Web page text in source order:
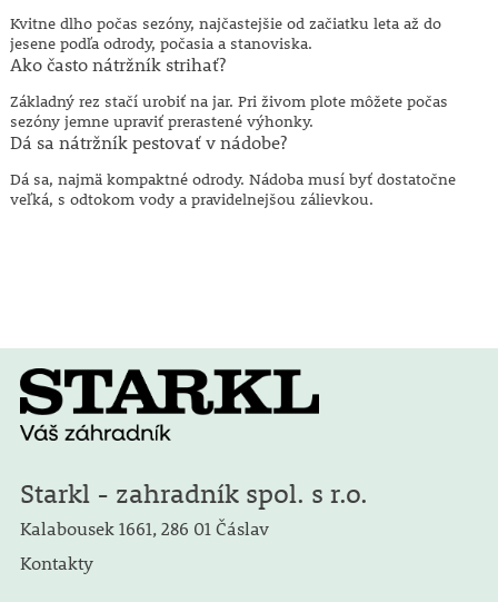
Kvitne dlho počas sezóny, najčastejšie od začiatku leta až do
jesene podľa odrody, počasia a stanoviska.
Ako často nátržník strihať?
Základný rez stačí urobiť na jar. Pri živom plote môžete počas
sezóny jemne upraviť prerastené výhonky.
Dá sa nátržník pestovať v nádobe?
Dá sa, najmä kompaktné odrody. Nádoba musí byť dostatočne
veľká, s odtokom vody a pravidelnejšou zálievkou.
Starkl - zahradník spol. s r.o.
Kalabousek 1661, 286 01 Čáslav
Kontakty